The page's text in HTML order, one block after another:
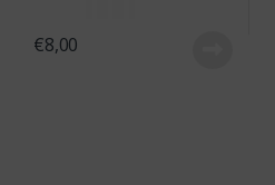
€8,00